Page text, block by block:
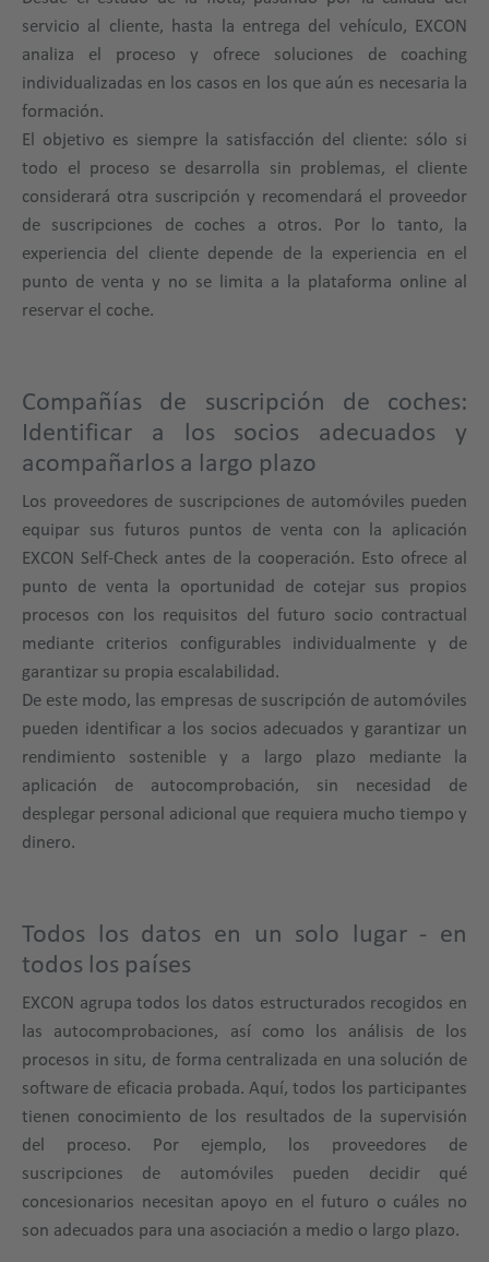
servicio al cliente, hasta la entrega del vehículo, EXCON
analiza el proceso y ofrece soluciones de coaching
individualizadas en los casos en los que aún es necesaria la
formación.
El objetivo es siempre la satisfacción del cliente: sólo si
todo el proceso se desarrolla sin problemas, el cliente
considerará otra suscripción y recomendará el proveedor
de suscripciones de coches a otros. Por lo tanto, la
experiencia del cliente depende de la experiencia en el
punto de venta y no se limita a la plataforma online al
reservar el coche.
Compañías de suscripción de coches:
Identificar a los socios adecuados y
acompañarlos a largo plazo
Los proveedores de suscripciones de automóviles pueden
equipar sus futuros puntos de venta con la aplicación
EXCON Self-Check antes de la cooperación. Esto ofrece al
punto de venta la oportunidad de cotejar sus propios
procesos con los requisitos del futuro socio contractual
mediante criterios configurables individualmente y de
garantizar su propia escalabilidad.
De este modo, las empresas de suscripción de automóviles
pueden identificar a los socios adecuados y garantizar un
rendimiento sostenible y a largo plazo mediante la
aplicación de autocomprobación, sin necesidad de
desplegar personal adicional que requiera mucho tiempo y
dinero.
Todos los datos en un solo lugar - en
todos los países
EXCON agrupa todos los datos estructurados recogidos en
las autocomprobaciones, así como los análisis de los
procesos in situ, de forma centralizada en una solución de
software de eficacia probada. Aquí, todos los participantes
tienen conocimiento de los resultados de la supervisión
del proceso. Por ejemplo, los proveedores de
suscripciones de automóviles pueden decidir qué
concesionarios necesitan apoyo en el futuro o cuáles no
son adecuados para una asociación a medio o largo plazo.